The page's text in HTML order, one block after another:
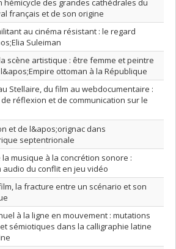
hémicycle des grandes cathédrales du
français et de son origine
au cinéma résistant : le regard
Suleiman
scène artistique : être femme et peintre
ottoman à la République
Stellaire, du film au webdocumentaire :
réflexion et de communication sur le
et de l&apos;orignac dans
septentrionale
la musique à la concrétion sonore :
audio du conflit en jeu vidéo
la fracture entre un scénario et son
à la ligne en mouvement : mutations
sémiotiques dans la calligraphie latine